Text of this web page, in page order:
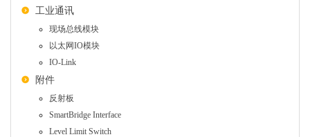
工业通讯
现场总线模块
以太网IO模块
IO-Link
附件
反射板
SmartBridge Interface
Level Limit Switch